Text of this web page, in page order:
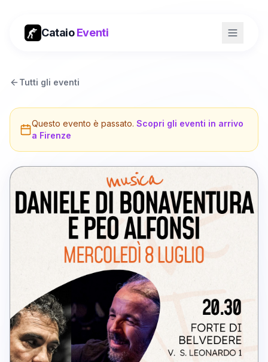
CataioEventi
Tutti gli eventi
Questo evento è passato. Scopri gli eventi in arrivo
a Firenze